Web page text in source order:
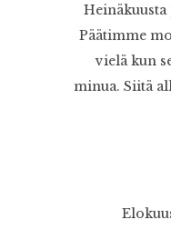
Päätimme
vielä kun
minua. Siitä